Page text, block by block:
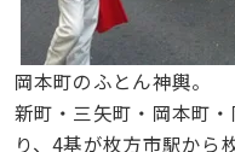
岡本町のふとん神輿。
新町・三矢町・岡本町
り、4基が枚方市駅から